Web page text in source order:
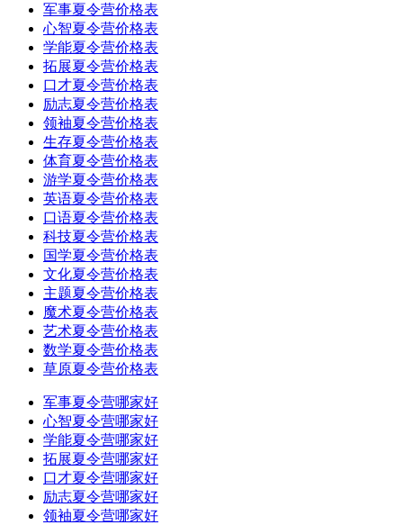
军事夏令营价格表
心智夏令营价格表
学能夏令营价格表
拓展夏令营价格表
口才夏令营价格表
励志夏令营价格表
领袖夏令营价格表
生存夏令营价格表
体育夏令营价格表
游学夏令营价格表
英语夏令营价格表
口语夏令营价格表
科技夏令营价格表
国学夏令营价格表
文化夏令营价格表
主题夏令营价格表
魔术夏令营价格表
艺术夏令营价格表
数学夏令营价格表
草原夏令营价格表
军事夏令营哪家好
心智夏令营哪家好
学能夏令营哪家好
拓展夏令营哪家好
口才夏令营哪家好
励志夏令营哪家好
领袖夏令营哪家好